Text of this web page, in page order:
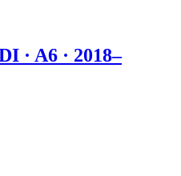
· A6 · 2018–